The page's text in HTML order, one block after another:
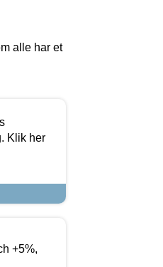
alle har et
Klik her
+5%,